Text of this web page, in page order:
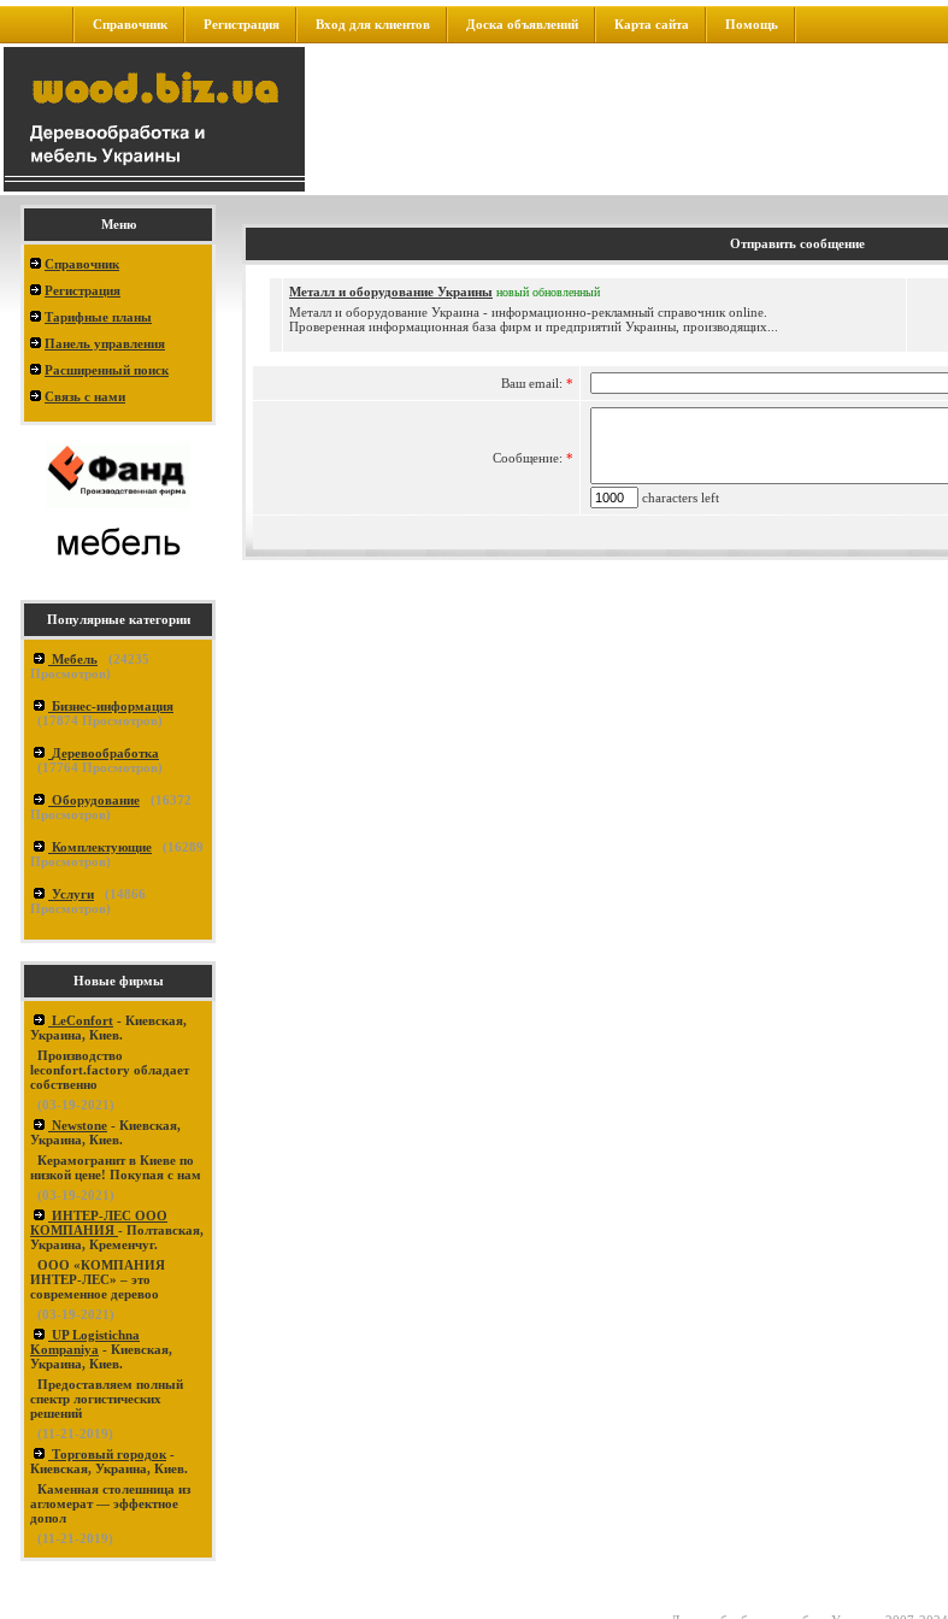
Справочник Регистрация Вход для клиентов Доска объявлений Карта сайта Помощь
Меню
Справочник
Регистрация
Тарифные планы
Панель управления
Расширенный поиск
Связь с нами
Популярные категории
Мебель (24235
Просмотров)
Бизнес-информация
(17874 Просмотров)
Деревообработка
(17764 Просмотров)
Оборудование (16372
Просмотров)
Комплектующие (16289
Просмотров)
Услуги (14866
Просмотров)
Новые фирмы
LeConfort - Киевская,
Украина, Киев.
Производство
leconfort.factory обладает
собственно
(03-19-2021)
Newstone - Киевская,
Украина, Киев.
Керамогранит в Киеве по
низкой цене! Покупая с нам
(03-19-2021)
ИНТЕР-ЛЕС ООО
КОМПАНИЯ - Полтавская,
Украина, Кременчуг.
ООО «КОМПАНИЯ
ИНТЕР-ЛЕС» – это
современное деревоо
(03-19-2021)
UP Logistichna
Kompaniya - Киевская,
Украина, Киев.
Предоставляем полный
спектр логистических
решений
(11-21-2019)
Торговый городок -
Киевская, Украина, Киев.
Каменная столешница из
агломерат — эффектное
допол
(11-21-2019)
Отправить сообщение
Металл и оборудование Украины новый обновленный
Металл и оборудование Украина - информационно-рекламный справочник online.
Проверенная информационная база фирм и предприятий Украины, производящих...
Ваш email: *
Сообщение: *
characters left